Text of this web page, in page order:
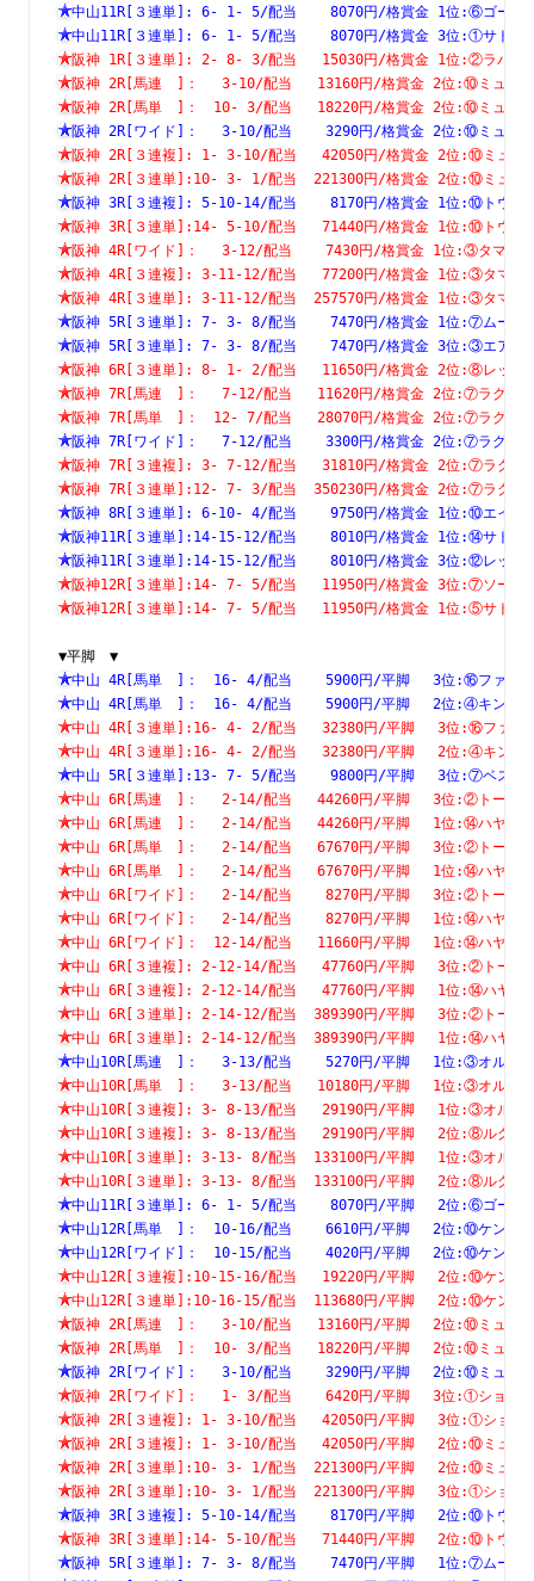
中山11R[３連単]: 6- 1- 5/配当    8070円/格賞金 1位:⑥ゴールド
中山11R[３連単]: 6- 1- 5/配当    8070円/格賞金 3位:①サトノノ
阪神 1R[３連単]: 2- 8- 3/配当   15030円/格賞
阪神 2R[馬連　]：　 3-10/配当   13160円/格賞金 2
阪神 2R[馬単　]：　10- 3/配当   18220円/格賞金 2
阪神 2R[ワイド]：　 3-10/配当    3290円/格賞金 2
阪神 2R[３連複]: 1- 3-10/配当   42050円/格賞金 2
阪神 2R[３連単]:10- 3- 1/配当  221300円/格賞金 2
阪神 3R[３連複]: 5-10-14/配当    8170円/格賞金
阪神 3R[３連単]:14- 5-10/配当   71440円/格賞金
阪神 4R[ワイド]：　 3-12/配当    7430円/格賞金 1
阪神 4R[３連複]: 3-11-12/配当   77200円/格賞金
阪神 4R[３連単]: 3-11-12/配当  257570円/格賞金
阪神 5R[３連単]: 7- 3- 8/配当    7470円/格賞金 1
阪神 5R[３連単]: 7- 3- 8/配当    7470円/格賞金 3
阪神 6R[３連単]: 8- 1- 2/配当   11650円/格賞金 2
阪神 7R[馬連　]：　 7-12/配当   11620円/格
阪神 7R[馬単　]：　12- 7/配当   28070円/格
阪神 7R[ワイド]：　 7-12/配当    3300円/格
阪神 7R[３連複]: 3- 7-12/配当   31810円/格
阪神 7R[３連単]:12- 7- 3/配当  350230円/格
阪神 8R[３連単]: 6-10- 4/配当    9750円/格賞金 1
阪神11R[３連単]:14-15-12/配当    8010円/格賞金 1位:⑭サトノ
阪神11R[３連単]:14-15-12/配当    8010円/格賞金 3位:⑫レッド
阪神12R[３連単]:14- 7- 5/配当   11950円/格賞金 3
阪神12R[３連単]:14- 7- 5/配当   11950円/格賞金 1位
▼平脚　▼
中山 4R[馬単　]：　16- 4/配当    5900円/平脚　
中山 4R[馬単　]：　16- 4/配当    5900円/平脚　 2
中山 4R[３連単]:16- 4- 2/配当   32380円/平脚　
中山 4R[３連単]:16- 4- 2/配当   32380円/平脚　 2
中山 5R[３連単]:13- 7- 5/配当    9800円/平脚　 3
中山 6R[馬連　]：　 2-14/配当   44260円/平脚　 3位
中山 6R[馬連　]：　 2-14/配当   44260円/平脚　 1
中山 6R[馬単　]：　 2-14/配当   67670円/平脚　 3位
中山 6R[馬単　]：　 2-14/配当   67670円/平脚　 1
中山 6R[ワイド]：　 2-14/配当    8270円/平脚　 3位
中山 6R[ワイド]：　 2-14/配当    8270円/平脚　 1
中山 6R[ワイド]：　12-14/配当   11660円/平脚　 1
中山 6R[３連複]: 2-12-14/配当   47760円/平脚　 3位
中山 6R[３連複]: 2-12-14/配当   47760円/平脚　 1
中山 6R[３連単]: 2-14-12/配当  389390円/平脚　 3位
中山 6R[３連単]: 2-14-12/配当  389390円/平脚　 1
中山10R[馬連　]：　 3-13/配当    5270円/平脚　 1位:③オルレ
中山10R[馬単　]：　 3-13/配当   10180円/平脚　 1位:③オルレ
中山10R[３連複]: 3- 8-13/配当   29190円/平脚　 1位:③オルレ
中山10R[３連複]: 3- 8-13/配当   29190円/平脚　 2位:⑧ルグラ
中山10R[３連単]: 3-13- 8/配当  133100円/平脚　 1位:③オル
中山10R[３連単]: 3-13- 8/配当  133100円/平脚　 2位:⑧ルグ
中山11R[３連単]: 6- 1- 5/配当    8070円/平脚　 2位:⑥ゴールド
中山12R[馬単　]：　10-16/配当    6610円/平脚　 2
中山12R[ワイド]：　10-15/配当    4020円/平脚　 2
中山12R[３連複]:10-15-16/配当   19220円/平脚　 2
中山12R[３連単]:10-16-15/配当  113680円/平脚　 2
阪神 2R[馬連　]：　 3-10/配当   13160円/平脚　 2
阪神 2R[馬単　]：　10- 3/配当   18220円/平脚　 2
阪神 2R[ワイド]：　 3-10/配当    3290円/平脚　 2
阪神 2R[ワイド]：　 1- 3/配当    6420円/平脚　 3位
阪神 2R[３連複]: 1- 3-10/配当   42050円/平脚　 3位
阪神 2R[３連複]: 1- 3-10/配当   42050円/平脚　 2
阪神 2R[３連単]:10- 3- 1/配当  221300円/平脚　 2
阪神 2R[３連単]:10- 3- 1/配当  221300円/平脚　 3位
阪神 3R[３連複]: 5-10-14/配当    8170円/平脚　
阪神 3R[３連単]:14- 5-10/配当   71440円/平脚　
阪神 5R[３連単]: 7- 3- 8/配当    7470円/平脚　 1